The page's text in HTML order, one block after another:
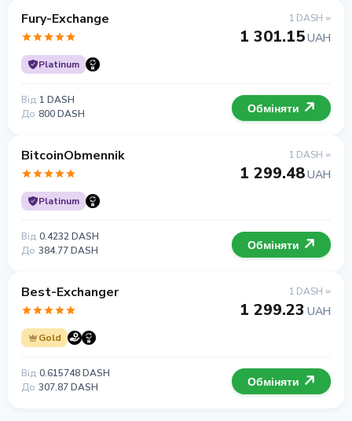
Fury-Exchange
Platinum
1 DASH =
1 301.15UAH
Від 1 DASH
До 800 DASH Обміняти
BitcoinObmennik
Platinum
1 DASH =
1 299.48UAH
Від 0.4232 DASH
До 384.77 DASH Обміняти
Best-Exchanger
Gold
1 DASH =
1 299.23 UAH
Від 0.615748 DASH
До 307.87 DASH Обміняти